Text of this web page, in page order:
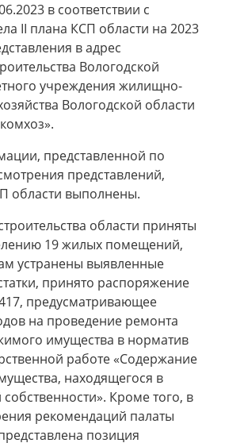
в соответствии с
II плана КСП области на 2023
в адрес
Вологодской
учреждения жилищно-
Вологодской области
представленной по
представлений,
области выполнены.
области приняты
19 жилых помещений,
устранены выявленные
принято распоряжение
предусматривающее
на проведение ремонта
имущества в норматив
работе «Содержание
находящегося в
собственности». Кроме того, в
рекомендаций палаты
позиция